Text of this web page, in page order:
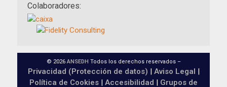
Colaboradores:
© 2026ANSEDH Todos los derechos reservados –
Privacidad (Protección de datos) | Aviso Legal |
Política de Cookies | Accesibilidad | Grupos de